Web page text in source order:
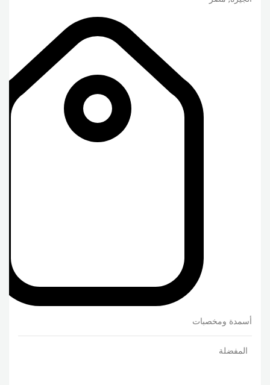
أسمدة ومخصبات
المفضلة